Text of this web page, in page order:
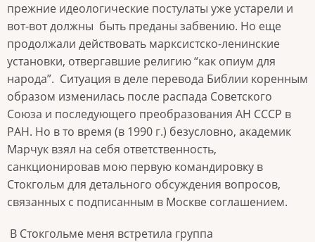
прежние идеологические постулаты уже устарели и
вот-вот должны быть преданы забвению. Но еще
продолжали действовать марксистско-ленинские
установки, отвергавшие религию “как опиум для
народа”. Ситуация в деле перевода Библии коренным
образом изменилась после распада Советского
Союза и последующего преобразования АН СССР в
РАН. Но в то время (в 1990 г.) безусловно, академик
Марчук взял на себя ответственность,
санкционировав мою первую командировку в
Стокгольм для детального обсуждения вопросов,
связанных с подписанным в Москве соглашением.
В Стокгольме меня встретила группа